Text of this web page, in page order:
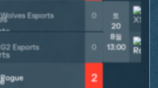
Wolves Esports 0
G2 Esports 0
Rogue 2
토
20
8월
13:00